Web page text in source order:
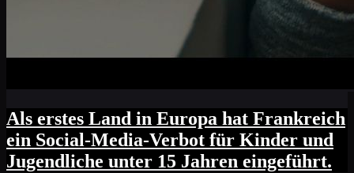
Als erstes Land in Europa hat Frankreich
ein Social-Media-Verbot für Kinder und
Jugendliche unter 15 Jahren eingeführt.